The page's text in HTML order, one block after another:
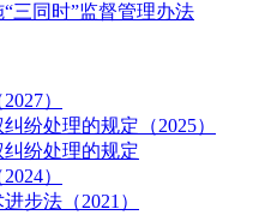
三同时”监督管理办法
）
纷处理的规定（2025）
纷处理的规定
）
步法（2021）